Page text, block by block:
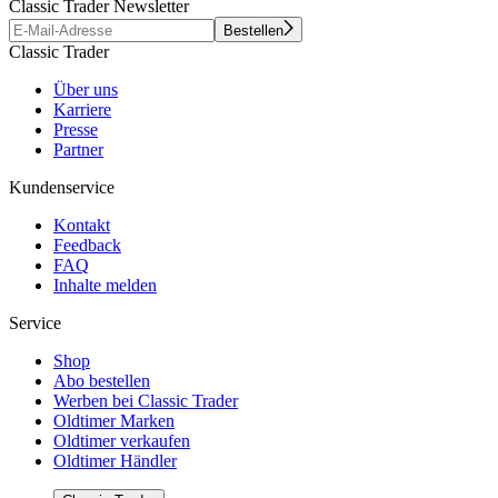
Located in Finland (EU), 30 mins from Helsinki Airport
All viewings flexibly by appointment
Worldwide shipping
Classic Trader Newsletter
Bestellen
Classic Trader
Über uns
Karriere
Presse
Partner
Kundenservice
Kontakt
Feedback
FAQ
Inhalte melden
Service
Shop
Abo bestellen
Werben bei Classic Trader
Oldtimer Marken
Oldtimer verkaufen
Oldtimer Händler